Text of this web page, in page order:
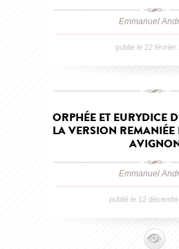
Emmanuel
publié le 22 février
ORPHÉE ET EURYDICE
LA VERSION REMANIÉE
Emmanuel
publié le 12